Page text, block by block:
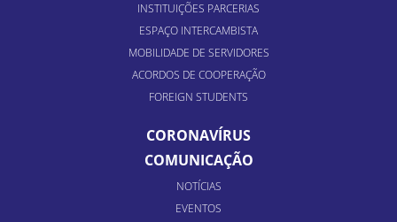
INSTITUIÇÕES PARCERIAS
ESPAÇO INTERCAMBISTA
MOBILIDADE DE SERVIDORES
ACORDOS DE COOPERAÇÃO
FOREIGN STUDENTS
CORONAVÍRUS
COMUNICAÇÃO
NOTÍCIAS
EVENTOS